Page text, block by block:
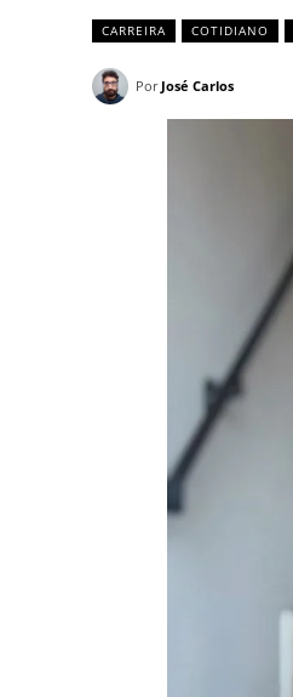
CARREIRA COTIDIANO
Por José Carlos